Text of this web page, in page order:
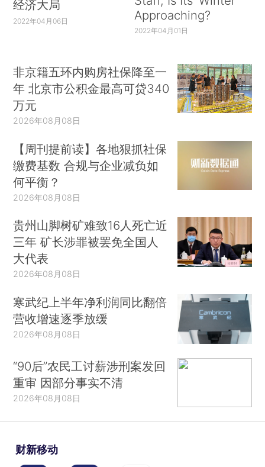
经济大局
2022年04月06日
Approaching?
2022年04月01日
非京籍五环内购房社保降至一
年 北京市公积金最高可贷340
万元
2026年08月08日
【周刊提前读】各地狠抓社保
缴费基数 合规与企业减负如
何平衡？
2026年08月08日
贵州山脚树矿难致16人死亡近
三年 矿长涉罪被罢免全国人
大代表
2026年08月08日
寒武纪上半年净利润同比翻倍
营收增速逐季放缓
2026年08月08日
“90后”农民工讨薪涉刑案发回
重审 因部分事实不清
2026年08月08日
财新移动